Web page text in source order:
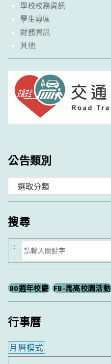
學校校務資訊
學生專區
財務資訊
其他
公告類別
類
搜尋
搜
尋
:::
80週年校慶 FB-馬高校園活動
行事曆
月曆模式